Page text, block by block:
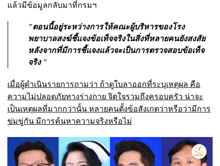
แล้วมีข้อมูลกลับมาที่กรมฯ
"ตอนนี้อยู่ระหว่างการให้คณะผู้บริหารของโรง
พยาบาลสงฆ์ชี้แจงข้อเท็จจริงในสิ่งที่หลายคนยังสงสัย
หลังจากที่มีการชี้แจงแล้วจะเป็นการตรวจสอบข้อเท็จ
จริง "
เมื่อผู้ดำเนินรายการถามว่า ถ้าดูใบลาออกที่ระบุเหตุผล คือ
ความไม่ปลอดภัยทางร่างกาย จิตใจรวมถึงครอบครัว น่าจะ
เป็นเหตุผลที่มากกว่านั้น หลายคนตั้งข้อสังเกตว่าหรือว่ามีการ
ข่มขู่กัน มีการค้นหาความจริงหรือไม่